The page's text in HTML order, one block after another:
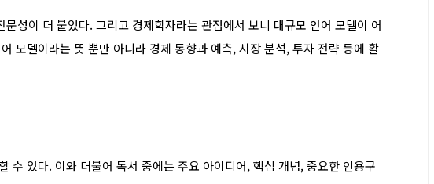
성이 더 붙었다. 그리고 경제학자라는 관점에서 보니 대규모 언어 모델이 어
모델이라는 뜻 뿐만 아니라 경제 동향과 예측, 시장 분석, 투자 전략 등에 활
수 있다. 이와 더불어 독서 중에는 주요 아이디어, 핵심 개념, 중요한 인용구